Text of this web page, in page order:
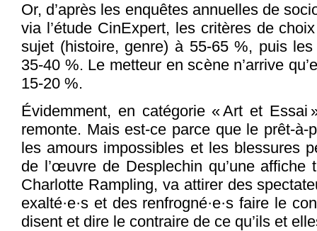
Or, d’après les enquêtes annuelles de
via l’étude CinExpert, les critères de
sujet (histoire, genre) à 55-65 %, puis
35-40 %. Le metteur en scène n’arrive
15-20 %.
Évidemment, en catégorie « Art et Essai
remonte. Mais est-ce parce que le prêt-à-
les amours impossibles et les blessures
de l’œuvre de Desplechin qu’une affiche
Charlotte Rampling, va attirer des
exalté·e·s et des renfrogné·e·s faire le
disent et dire le contraire de ce qu’ils et